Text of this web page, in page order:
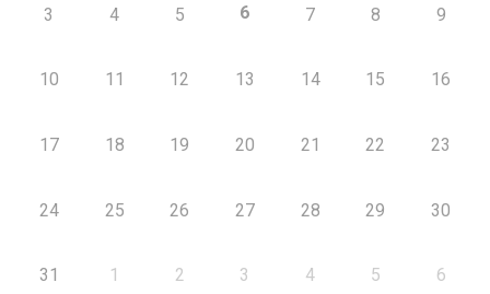
3 4 5 6 7 8 9
10 11 12 13 14 15 16
17 18 19 20 21 22 23
24 25 26 27 28 29 30
31 1 2 3 4 5 6